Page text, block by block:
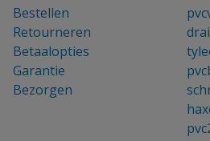
Bestellen
Retourneren
Betaalopties
Garantie
Bezorgen